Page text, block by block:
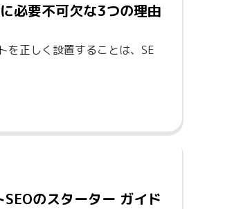
必要不可欠な3つの理由
を正しく設置することは、SE
のスターター ガイド